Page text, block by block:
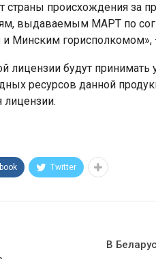
страны происхождения за
выдаваемым МАРТ по
Минским горисполкомом»,
лицензии будут принимать
ресурсов данной
лицензии.
Twitter
В